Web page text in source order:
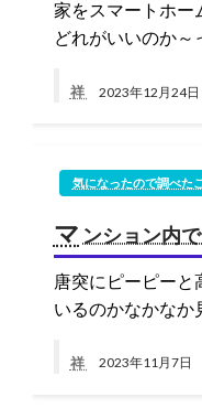
家をスマートホー
どれがいいのか
祥 2023年12月24日
気になったので調べた
マ ンション内
唐突にピーピーと
いるのかなかな
祥 2023年11月7日